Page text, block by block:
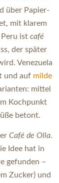
über Papier-
mit klarem
ist café
der später
Venezuela
und auf milde
mittel
Kochpunkt
betont.
Café de Olla.
Idee hat in
gefunden –
Zucker) und